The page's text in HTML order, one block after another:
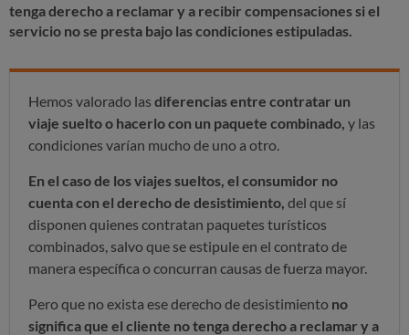
tenga derecho a reclamar y a recibir compensaciones si el
servicio no se presta bajo las condiciones estipuladas.
Hemos valorado las diferencias entre contratar un
viaje suelto o hacerlo con un paquete combinado, y las
condiciones varían mucho de uno a otro.
En el caso de los viajes sueltos, el consumidor no
cuenta con el derecho de desistimiento, del que sí
disponen quienes contratan paquetes turísticos
combinados, salvo que se estipule en el contrato de
manera específica o concurran causas de fuerza mayor.
Pero que no exista ese derecho de desistimiento no
significa que el cliente no tenga derecho a reclamar y a